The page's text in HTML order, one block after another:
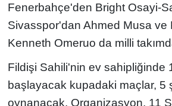
Fenerbahçe'den Bright Osayi-
Sivasspor'dan Ahmed Musa ve
Kenneth Omeruo da milli
Fildişi Sahili'nin ev sahipliğinde
başlayacak kupadaki maçlar, 5
oynanacak. Organizasyon, 11